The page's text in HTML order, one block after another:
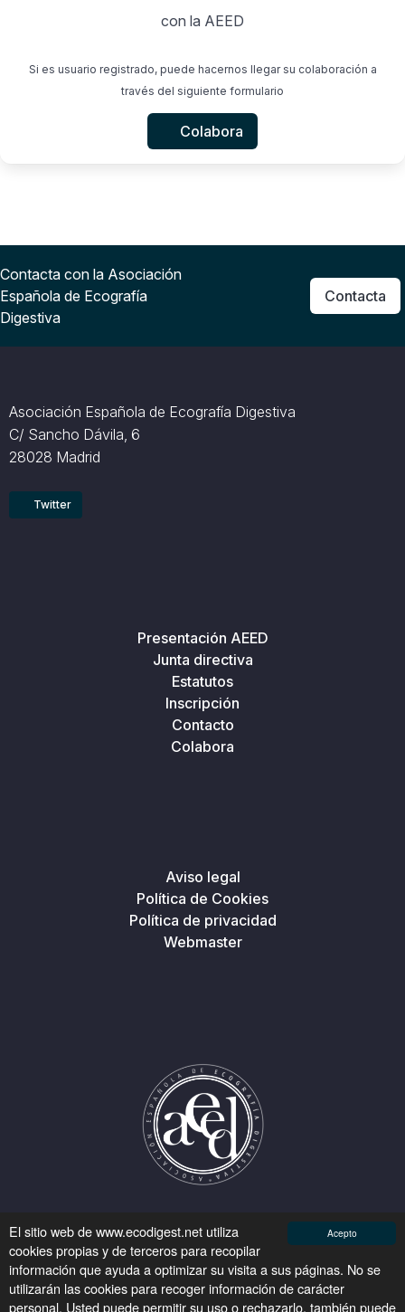
Acepto
El sitio web de www.ecodigest.net utiliza
cookies propias y de terceros para recopilar
información que ayuda a optimizar su visita a sus páginas. No se
utilizarán las cookies para recoger información de carácter
personal. Usted puede permitir su uso o rechazarlo, también puede
con la AEED
Si es usuario registrado, puede hacernos llegar su colaboración a
través del siguiente formulario
Colabora
Contacta con la Asociación
Española de Ecografía
Digestiva
Contacta
Asociación Española de Ecografía Digestiva
C/ Sancho Dávila, 6
28028 Madrid
Twitter
Presentación AEED
Junta directiva
Estatutos
Inscripción
Contacto
Colabora
Aviso legal
Política de Cookies
Política de privacidad
Webmaster
Asociación Española de Ecografía Digestiva © 2026
Desarrollo:Sulime Diseño de Soluciones